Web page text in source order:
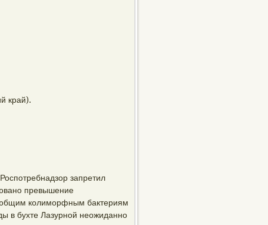
край).
запретил
превышение
общим колиморфным бактериям
в бухте Лазурной неожиданно